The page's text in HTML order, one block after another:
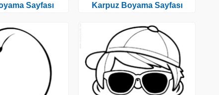
Sayfası Karpuz Boyama Sayfası